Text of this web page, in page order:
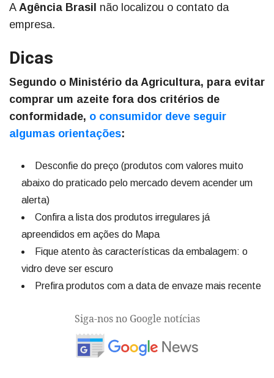
A Agência Brasil não localizou o contato da
empresa.
Dicas
Segundo o Ministério da Agricultura, para evitar
comprar um azeite fora dos critérios de
conformidade, o consumidor deve seguir
algumas orientações:
Desconfie do preço (produtos com valores muito
abaixo do praticado pelo mercado devem acender um
alerta)
Confira a lista dos produtos irregulares já
apreendidos em ações do Mapa
Fique atento às características da embalagem: o
vidro deve ser escuro
Prefira produtos com a data de envaze mais recente
Siga-nos no Google notícias